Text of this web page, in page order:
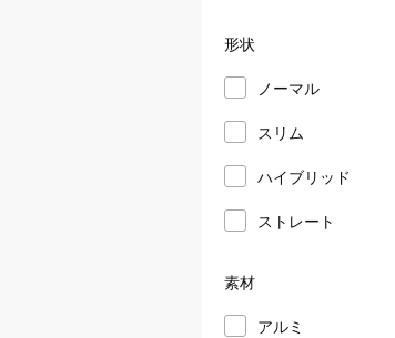
形状
ノーマル
スリム
ハイブリッド
ストレート
素材
アルミ